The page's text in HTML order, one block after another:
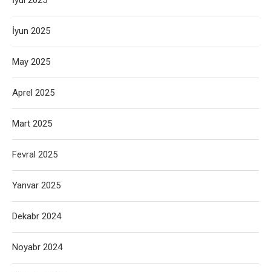
İyun 2025
May 2025
Aprel 2025
Mart 2025
Fevral 2025
Yanvar 2025
Dekabr 2024
Noyabr 2024